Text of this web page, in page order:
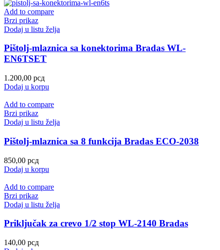
Add to compare
Brzi prikaz
Dodaj u listu želja
Pištolj-mlaznica sa konektorima Bradas WL-
EN6TSET
1.200,00 рсд
Dodaj u korpu
Add to compare
Brzi prikaz
Dodaj u listu želja
Pištolj-mlaznica sa 8 funkcija Bradas ECO-2038
850,00 рсд
Dodaj u korpu
Add to compare
Brzi prikaz
Dodaj u listu želja
Priključak za crevo 1/2 stop WL-2140 Bradas
140,00 рсд